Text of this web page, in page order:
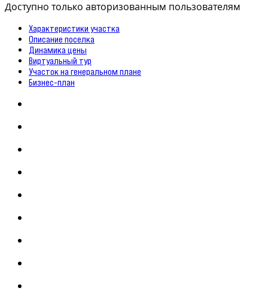
Доступно только авторизованным пользователям
Характеристики участка
Описание поселка
Динамика цены
Виртуальный тур
Участок на генеральном плане
Бизнес-план